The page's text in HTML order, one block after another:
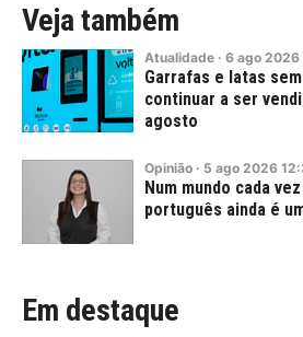
Veja também
Atualidade · 6 ago 2026
Garrafas e latas
continuar a ser
agosto
Opinião · 5 ago 2026
Num mundo cada
português ainda é
Em destaque